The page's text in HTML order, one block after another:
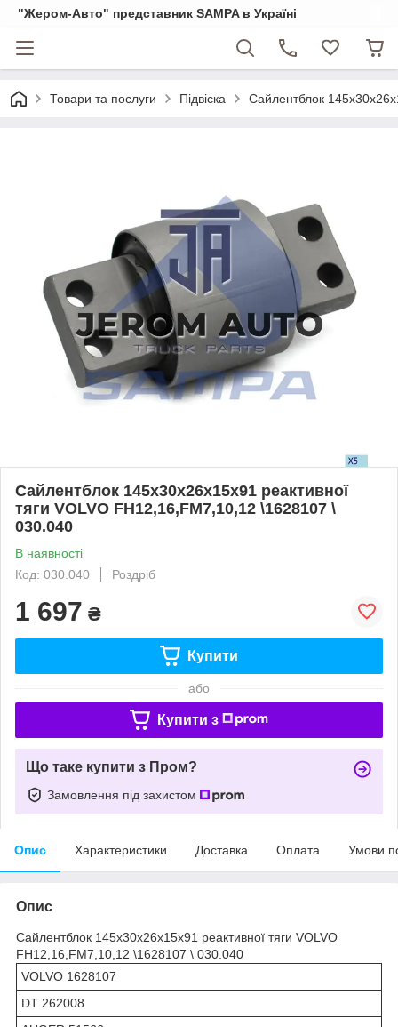
"Жером-Авто" представник SAMPA в Україні
Товари та послуги Підвіска Сайлентблок
Сайлентблок 145x30x26x15x91 реактивної
тяги VOLVO FH12,16,FM7,10,12 \1628107 \
030.040
В наявності
Код: 030.040
Роздріб
1 697 ₴
Купити
або
Купити з
Що таке купити з Пром?
Замовлення під захистом
Опис Характеристики Доставка Оплата Умови
Опис
Сайлентблок 145x30x26x15x91 реактивної тяги VOLVO
FH12,16,FM7,10,12 \1628107 \ 030.040
VOLVO 1628107
DT 262008